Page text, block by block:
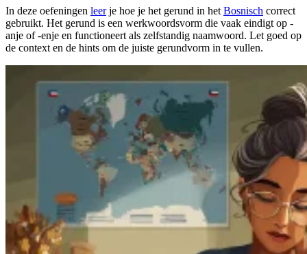
In deze oefeningen leerje hoe je het gerund in het Bosnisch correct
gebruikt. Het gerund is een werkwoordsvorm die vaak eindigt op -
anje of -enje en functioneert als zelfstandig naamwoord. Let goed op
de context en de hints om de juiste gerundvorm in te vullen.